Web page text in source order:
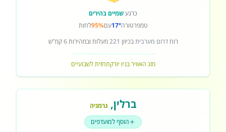
כרגעשמיים בהירים
טמפרטורה17°עם95%לחות
רוחדרום מערביתבכיוון 221מעלות ובמהירות6קמ"ש
מזג האוויר בניו יורקתחזית לשבועיים
ברלין, גרמניה
הוסף למועדפים